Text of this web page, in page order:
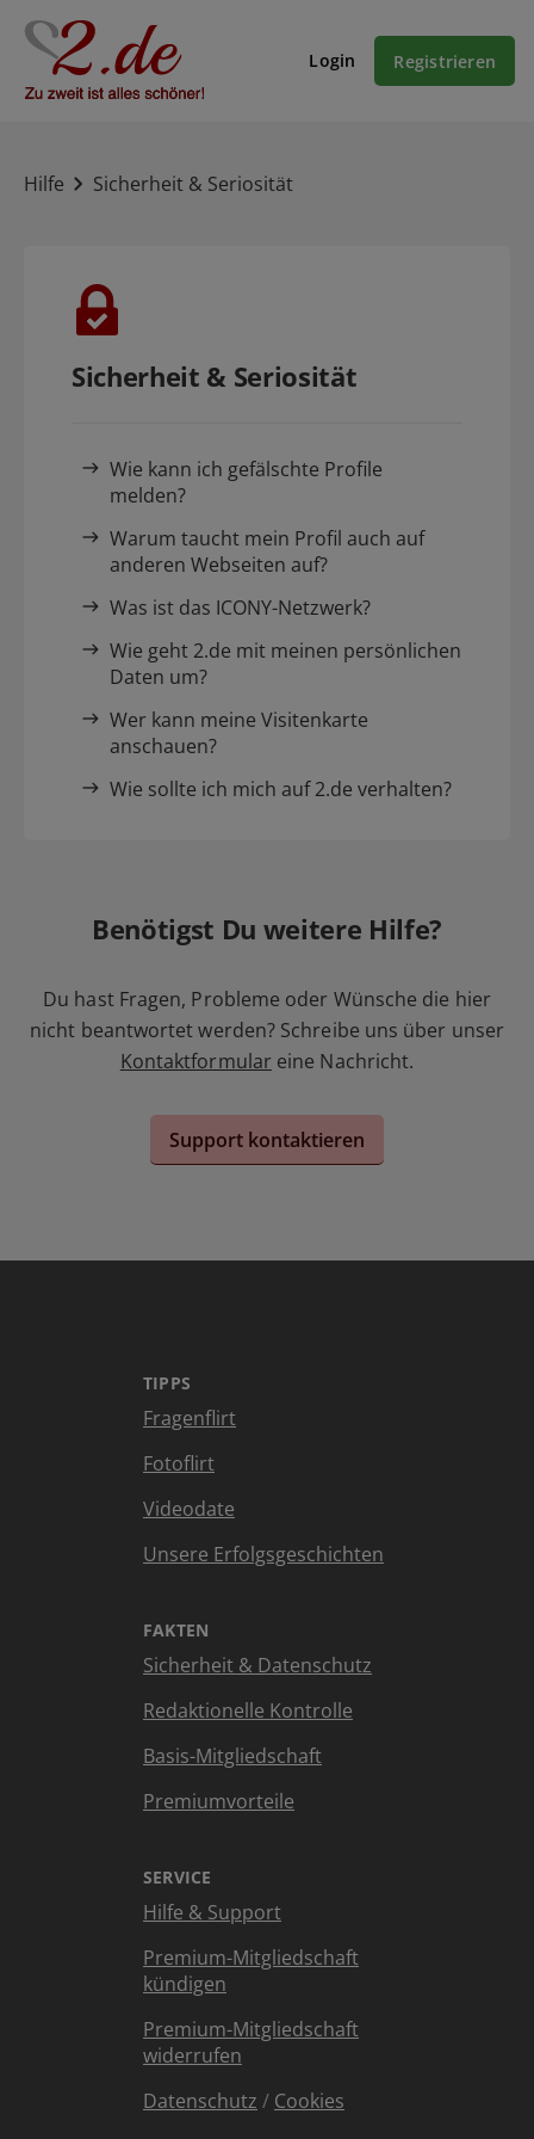
Login Registrieren
Hilfe Sicherheit & Seriosität
Sicherheit & Seriosität
Wie kann ich gefälschte Profile
melden?
Warum taucht mein Profil auch auf
anderen Webseiten auf?
Was ist das ICONY-Netzwerk?
Wie geht 2.de mit meinen persönlichen
Daten um?
Wer kann meine Visitenkarte
anschauen?
Wie sollte ich mich auf 2.de verhalten?
Benötigst Du weitere Hilfe?
Du hast Fragen, Probleme oder Wünsche die hier
nicht beantwortet werden? Schreibe uns über unser
Kontaktformular eine Nachricht.
Support kontaktieren
TIPPS
Fragenflirt
Fotoflirt
Videodate
Unsere Erfolgsgeschichten
FAKTEN
Sicherheit & Datenschutz
Redaktionelle Kontrolle
Basis-Mitgliedschaft
Premiumvorteile
SERVICE
Hilfe & Support
Premium-Mitgliedschaft
kündigen
Premium-Mitgliedschaft
widerrufen
Datenschutz / Cookies